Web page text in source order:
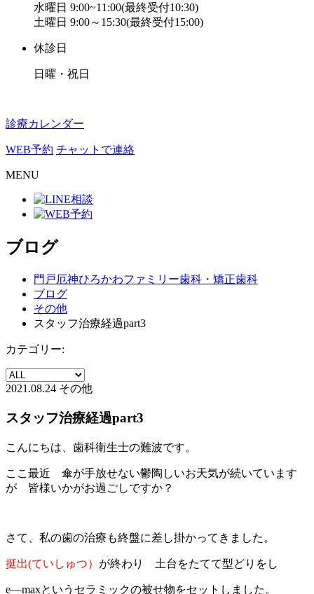
水曜日 9:00~11:00(最終受付10:30)
土曜日 9:00～15:30(最終受付15:00)
休診日
日曜・祝日
診療カレンダー
WEB予約 チャットで連絡
MENU
ブログ
門戸厄神ひろかわファミリー歯科・矯正歯科
ブログ
その他
スタッフ治療経過part3
カテゴリー:
2021.08.24 その他
スタッフ治療経過part3
こんにちは、歯科衛生士の難波です。
ここ最近 傘が手放せない鬱陶しいお天気が続いています
が 皆様いかがお過ごしですか？
さて、私の歯の治療も終盤に差し掛かってきました。
挺出(ていしゅつ） が終わ り 土台をたてて型どりをし
e—maxというセラミックの被せ物をセットしました。